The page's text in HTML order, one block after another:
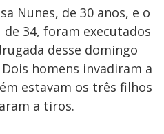
Nunes, de 30 anos, e o
34, foram executados
desse domingo
homens invadiram a
estavam os três filhos
a tiros.